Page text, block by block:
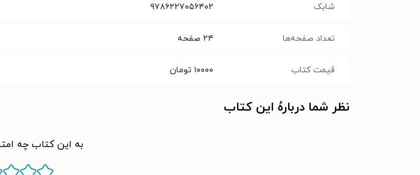
شابک ۹۷۸۶۲۲۷۰۵۶۴۰۲
تعداد صفحه‌ها ۲۴ صفحه
قیمت کتاب ۱۰۰۰۰ تومان
نظر شما دربارهٔ این کتاب
به این کتاب چه